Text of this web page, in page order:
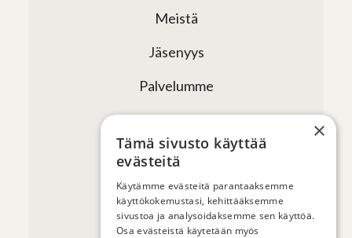
Meistä
Jäsenyys
Palvelumme
Verkostomme
Tapahtumat
Uutiset ja artikkelit
Yhteystiedot
×
Tämä sivusto käyttää
evästeitä
Käytämme evästeitä parantaaksemme
käyttökokemustasi, kehittääksemme
sivustoa ja analysoidaksemme sen käyttöä.
Osa evästeistä käytetään myös